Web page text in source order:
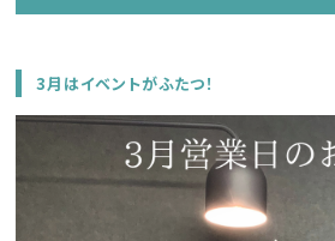
3月はイベントがふたつ！